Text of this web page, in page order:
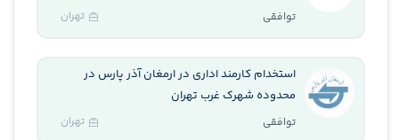
توافقی تهران
استخدام کارمند اداری در ارمغان آذر پارس در
محدوده شهرک غرب تهران
توافقی تهران